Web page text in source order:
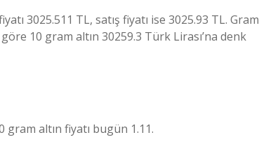
3025.511 TL, satış fiyatı ise 3025.93 TL. Gram
10 gram altın 30259.3 Türk Lirası’na denk
gram altın fiyatı bugün 1.11.